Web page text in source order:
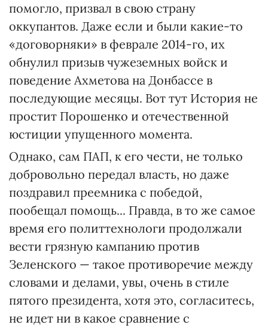
помогло, призвал в свою страну
оккупантов. Даже если и были какие-то
«договорняки» в феврале 2014-го, их
обнулил призыв чужеземных войск и
поведение Ахметова на Донбассе в
последующие месяцы. Вот тут История не
простит Порошенко и отечественной
юстиции упущенного момента.
Однако, сам ПАП, к его чести, не только
добровольно передал власть, но даже
поздравил преемника с победой,
пообещал помощь... Правда, в то же самое
время его политтехнологи продолжали
вести грязную кампанию против
Зеленского — такое противоречие между
словами и делами, увы, очень в стиле
пятого президента, хотя это, согласитесь,
не идет ни в какое сравнение с